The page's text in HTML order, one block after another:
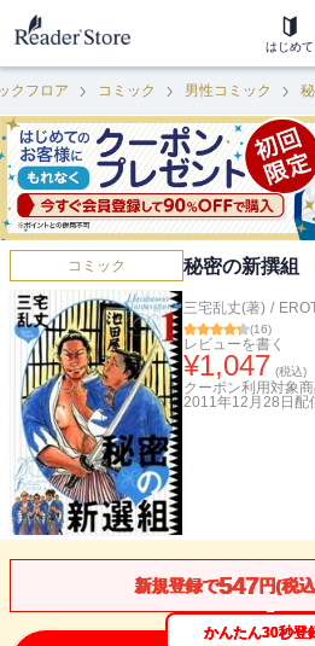
はじめて
クフロア コミック 男性コミック
コミック 秘密の新撰組
三宅乱丈(著) /
(16)
レビューを書く
¥1,047 (税込)
クーポン利用対象
2011年12月28日 配
新規登録で547円(税
かんたん30秒登